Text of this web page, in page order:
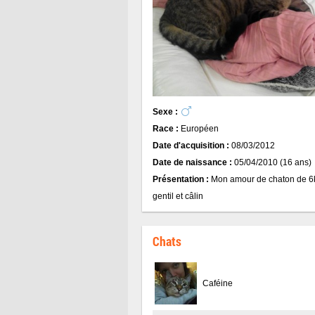
Sexe :
Race : Européen
Date d'acquisition : 08/03/2012
Date de naissance : 05/04/2010 (16 ans)
Présentation : Mon amour de chaton de
gentil et câlin
Chats
Caféine